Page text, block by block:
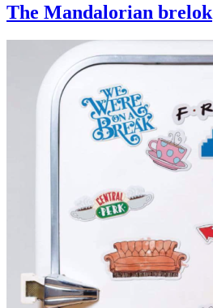
The Mandalorian brelok